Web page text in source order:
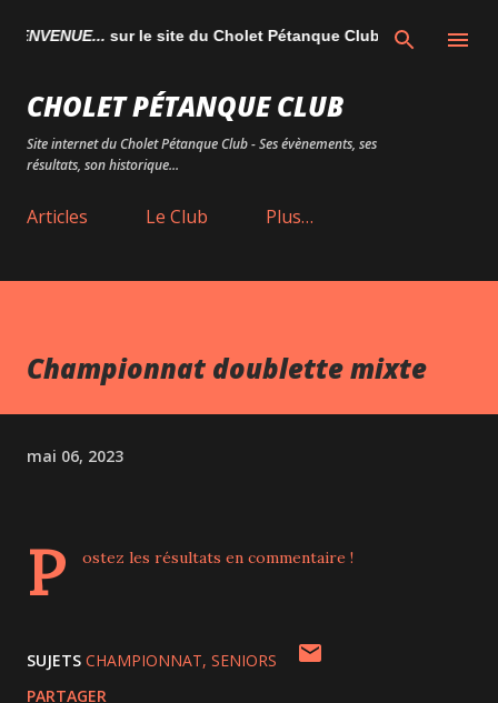
Accéder au contenu principal
sur le site du Cholet Pétanque Club
CHOLET PÉTANQUE CLUB
Site internet du Cholet Pétanque Club - Ses évènements, ses
résultats, son historique...
Articles Le Club Plus…
Championnat doublette mixte
mai 06, 2023
P ostez les résultats en commentaire !
SUJETS CHAMPIONNAT SENIORS
PARTAGER